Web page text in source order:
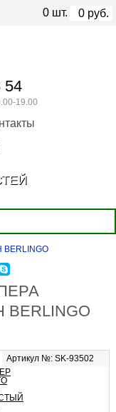
Артикул №: SK-93502
54
19.00
0 шт. 0 руб.